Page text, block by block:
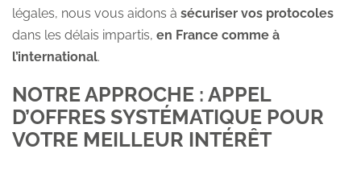
légales, nous vous aidons à sécuriser vos protocoles
dans les délais impartis, en France comme à
l’international.
NOTRE APPROCHE : APPEL
D’OFFRES SYSTÉMATIQUE POUR
VOTRE MEILLEUR INTÉRÊT